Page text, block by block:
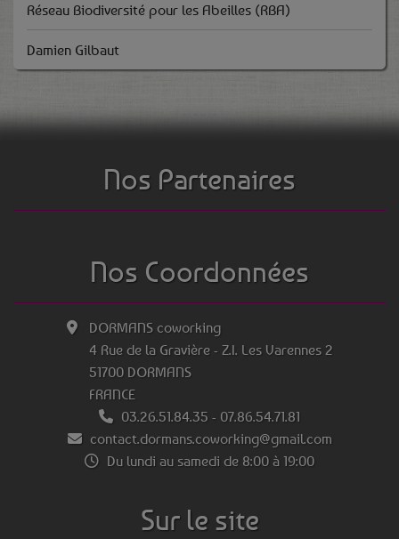
Réseau Biodiversité pour les Abeilles (RBA)
Damien Gilbaut
Nos Partenaires
Nos Coordonnées
DORMANS coworking
4 Rue de la Gravière - Z.I. Les Varennes 2
51700 DORMANS
FRANCE
03.26.51.84.35 - 07.86.54.71.81
contact.dormans.coworking@gmail.com
Du lundi au samedi de 8:00 à 19:00
Sur le site